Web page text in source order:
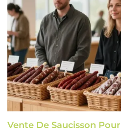
Vente De Saucisson